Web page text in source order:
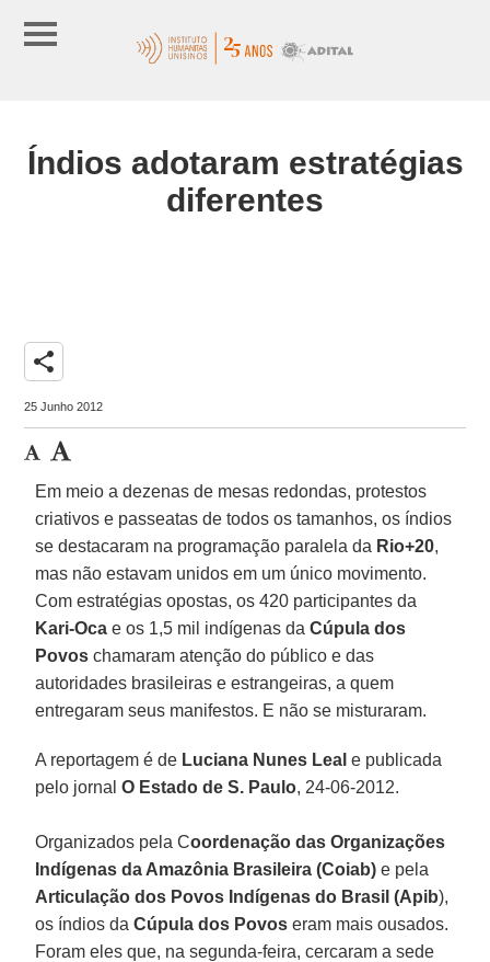
Índios adotaram estratégias
diferentes
share
25 Junho 2012
Em meio a dezenas de mesas redondas, protestos
criativos e passeatas de todos os tamanhos, os índios
se destacaram na programação paralela da Rio+20,
mas não estavam unidos em um único movimento.
Com estratégias opostas, os 420 participantes da
Kari-Oca e os 1,5 mil indígenas daCúpula dos
Povos chamaram atenção do público e das
autoridades brasileiras e estrangeiras, a quem
entregaram seus manifestos. E não se misturaram.
A reportagem é de Luciana Nunes Leal e publicada
pelo jornalO Estado de S. Paulo, 24-06-2012.
Organizados pela Coordenação das Organizações
Indígenas da Amazônia Brasileira (Coiab) e pela
Articulação dos Povos Indígenas do Brasil (Apib),
os índios daCúpula dos Povos eram mais ousados.
Foram eles que, na segunda-feira, cercaram a sede